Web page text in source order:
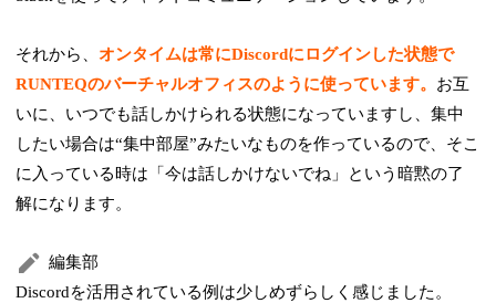
それから、オンタイムは常にDiscordにログインした状態で
RUNTEQのバーチャルオフィスのように使っています。 お互
いに、いつでも話しかけられる状態になっていますし、集中
したい場合は“集中部屋”みたいなものを作っているので、そこ
に入っている時は「今は話しかけないでね」という暗黙の了
解になります。
編集部
Discordを活用されている例は少しめずらしく感じました。